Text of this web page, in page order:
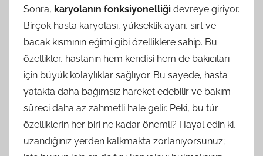
Sonra, karyolanın fonksiyonelliği devreye giriyor.
Birçok hasta karyolası, yükseklik ayarı, sırt ve
bacak kısmının eğimi gibi özelliklere sahip. Bu
özellikler, hastanın hem kendisi hem de bakıcıları
için büyük kolaylıklar sağlıyor. Bu sayede, hasta
yatakta daha bağımsız hareket edebilir ve bakım
süreci daha az zahmetli hale gelir. Peki, bu tür
özelliklerin her biri ne kadar önemli? Hayal edin ki,
uzandığınız yerden kalkmakta zorlanıyorsunuz;